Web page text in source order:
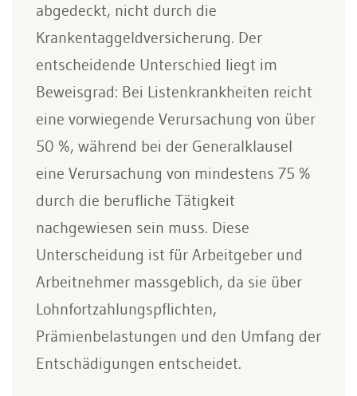
abgedeckt, nicht durch die
Krankentaggeldversicherung. Der
entscheidende Unterschied liegt im
Beweisgrad: Bei Listenkrankheiten reicht
eine vorwiegende Verursachung von über
50 %, während bei der Generalklausel
eine Verursachung von mindestens 75 %
durch die berufliche Tätigkeit
nachgewiesen sein muss. Diese
Unterscheidung ist für Arbeitgeber und
Arbeitnehmer massgeblich, da sie über
Lohnfortzahlungspflichten,
Prämienbelastungen und den Umfang der
Entschädigungen entscheidet.